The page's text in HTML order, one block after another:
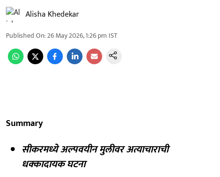
Alisha Khedekar
Published On:26 May 2026, 1:26 pm IST
Summary
सीकरमध्ये अल्पवयीन मुलीवर अत्याचाराची
धक्कादायक घटना